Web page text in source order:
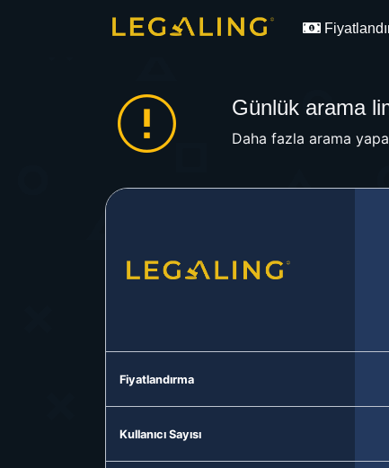
Günlük arama
Daha fazla arama
Fiyatlandırma
Kullanıcı Sayısı